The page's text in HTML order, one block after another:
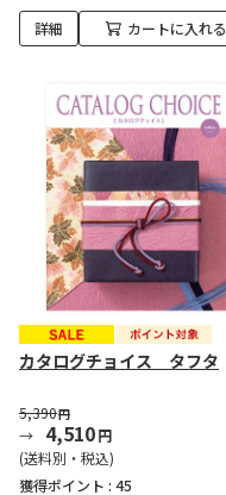
詳細 カートに入れる
カタログチョイス タフタ
5,390円
4,510円
(送料別・税込)
獲得ポイント : 45